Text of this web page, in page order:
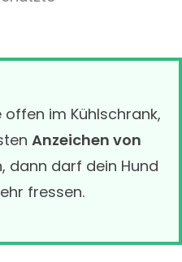
offen im Kühlschrank,
Anzeichen von
dann darf dein Hund
fressen.